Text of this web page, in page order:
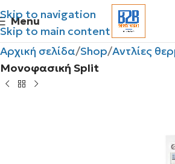
Skip to navigation
Skip to main content
Menu
Αρχική σελίδα Shop Αντλίες
Μονοφασική Split